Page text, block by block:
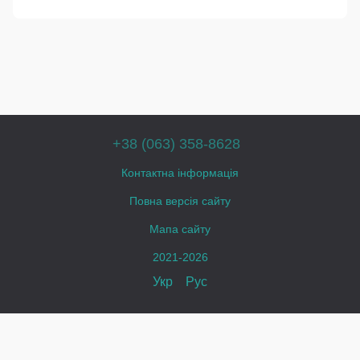
+38 (063) 358-8628
Контактна інформація
Повна версія сайту
Мапа сайту
2021-2026
Укр Рус